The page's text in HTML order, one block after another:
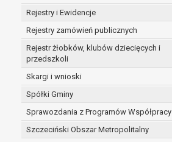
Rejestry i Ewidencje
Rejestry zamówień publicznych
Rejestr żłobków, klubów dziecięcych i
przedszkoli
Skargi i wnioski
Spółki Gminy
Sprawozdania z Programów Współpracy
Szczeciński Obszar Metropolitalny